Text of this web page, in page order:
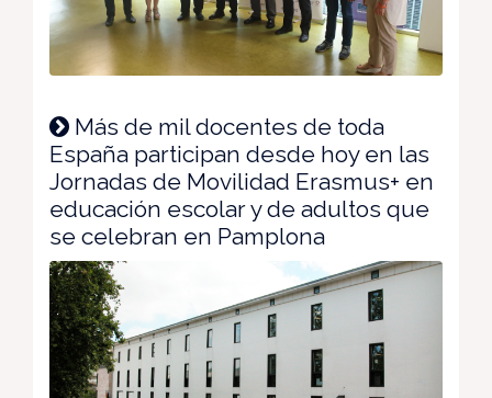
Más de mil docentes de toda
España participan desde hoy en las
Jornadas de Movilidad Erasmus+ en
educación escolar y de adultos que
se celebran en Pamplona